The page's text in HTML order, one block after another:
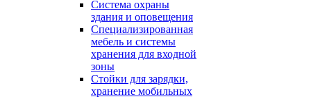
Система охраны
здания и оповещения
Специализированная
мебель и системы
хранения для входной
зоны
Стойки для зарядки,
хранение мобильных